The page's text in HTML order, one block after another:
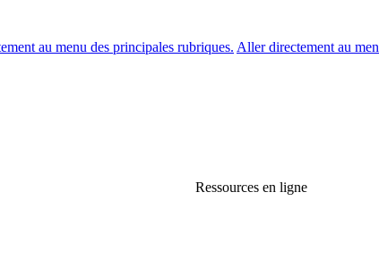
au menu des principales rubriques. Aller directement au
Ressources en ligne